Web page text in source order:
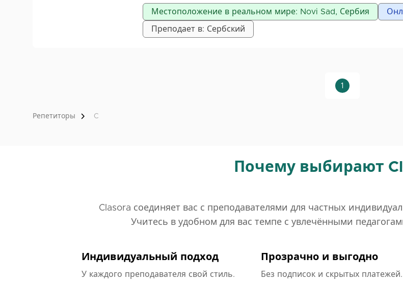
Для студентов ФТН, мы проводим уроки по следующим
Языки программирования и структуры данных
Объектно-ориентированное программирование
Местоположение в реальном мире: Novi Sad, Сербия
Преподает в: Сербский
1
Репетиторы C
Почему выбирают
Clasora соединяет вас с преподавателями для частных
Учитесь в удобном для вас темпе с увлечёнными
Индивидуальный подход
У каждого преподавателя свой стиль.
Прозрачно и выгодно
Без подписок и скрытых платежей.